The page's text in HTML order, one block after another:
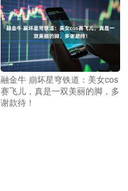
融金牛 崩坏星穹铁道：美女cos
赛飞儿，真是一双美丽的脚，多
谢款待！